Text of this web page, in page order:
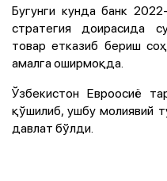
Бугунги кунда банк
стратегия доирасида
товар етказиб бериш
амалга оширмоқда.
Ўзбекистон Евроосиё
қўшилиб, ушбу молиявий
давлат бўлди.